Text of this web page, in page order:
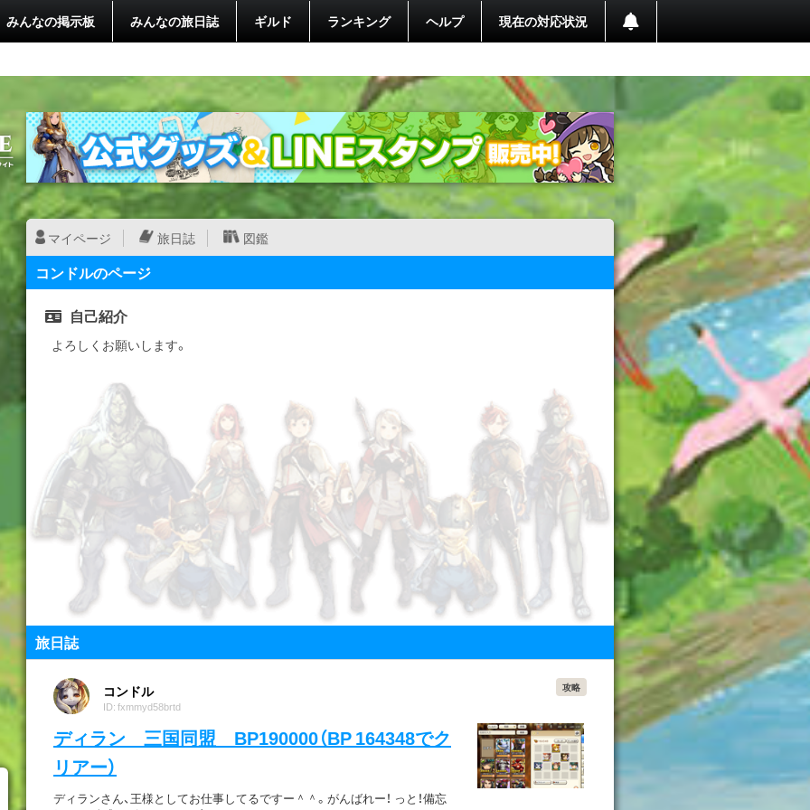
みんなの掲示板 みんなの旅日誌 ギルド ランキング ヘルプ 現在の対応状況
マイページ 旅日誌 図鑑
コンドルのページ
自己紹介
よろしくお願いします。
旅日誌
コンドル
ID: fxmmyd58brtd
攻略
ディラン 三国同盟 BP190000（BP 164348でク
リアー）
ディランさん、王様としてお仕事してるですー＾＾。がんばれー！ っと！備忘